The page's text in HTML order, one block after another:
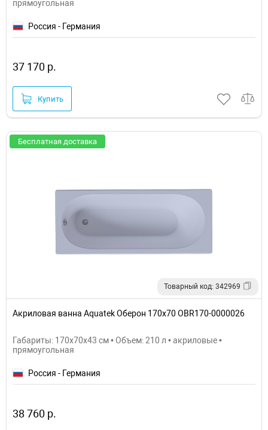
прямоугольная
Россия - Германия
37 170 р.
Купить
Бесплатная доставка
Товарный код: 342969
Акриловая ванна Aquatek Оберон 170х70 OBR170-0000026
Габариты: 170x70x43 см • Объем: 210 л • акриловые •
прямоугольная
Россия - Германия
38 760 р.